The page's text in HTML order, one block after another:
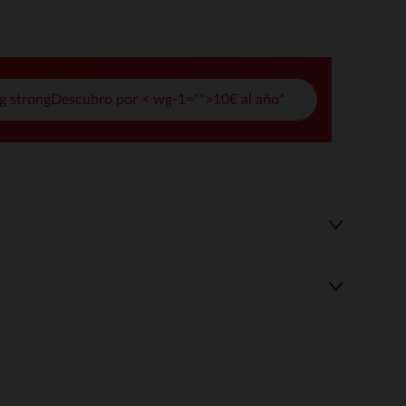
strongDescubro por < wg-1="">10€ al año*